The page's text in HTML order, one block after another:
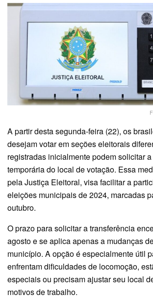
A partir desta segunda-feira (22), os
desejam votar em seções eleitorais
registradas inicialmente podem solicitar
temporária do local de votação. Essa
pela Justiça Eleitoral, visa facilitar a
eleições municipais de 2024, marcadas
outubro.
O prazo para solicitar a transferência
agosto e se aplica apenas a mudanças
município. A opção é especialmente útil
enfrentam dificuldades de locomoção,
especiais ou precisam ajustar seu local
motivos de trabalho.